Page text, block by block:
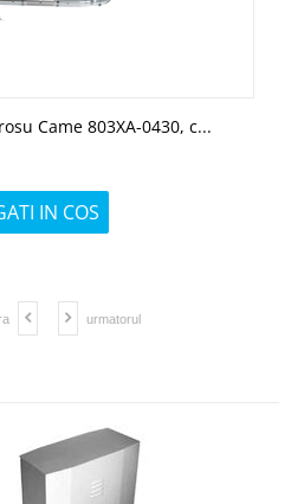
Came 803XA-0430, c...
IN COS
urmatorul